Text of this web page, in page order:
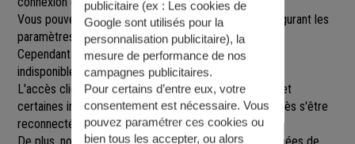
Vous pouvez refuser l'utilisation des cookies en configurant les
paramètres de votre navigateur Internet.
Cependant le fait de refuser les cookies peut rendre
indisponibles toutes ou certaines parties du site.
L'accès client est construit avec un délai de session, et
certaines informations ne seront remises à jour qu'après s'être
reconnecté sur le site.
publicitaire (ex : Les cookies de
Google sont utilisés pour la
personnalisation publicitaire), la
mesure de performance de nos
campagnes publicitaires.
Pour certains d’entre eux, votre
consentement est nécessaire. Vous
pouvez paramétrer ces cookies ou
bien tous les accepter, ou alors